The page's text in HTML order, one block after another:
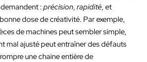
: précision, rapidité, et
dose de créativité. Par exemple,
de machines peut sembler simple,
mal ajusté peut entraîner des défauts
une chaine entière de